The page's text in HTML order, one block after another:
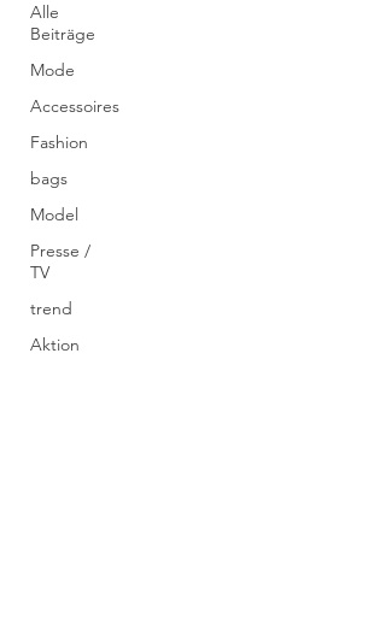
Alle
Beiträge
Mode
Accessoires
Fashion
bags
Model
Presse /
TV
trend
Aktion